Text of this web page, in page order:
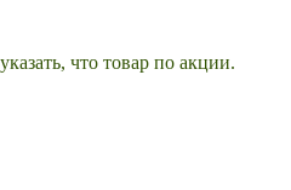
что товар по акции.